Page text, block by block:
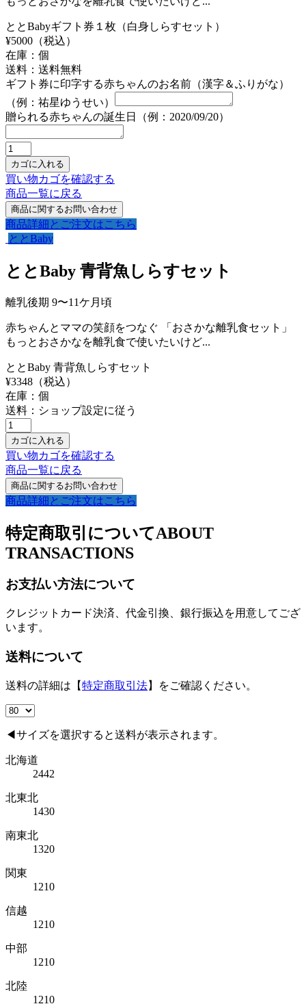
ととBabyギフト券１枚（白身しらすセット）
¥5000 （税込）
在庫： 個
送料：送料無料
ギフト券に印字する赤ちゃんのお名前（漢字＆ふりがな）
（例：祐星ゆうせい）
贈られる赤ちゃんの誕生日（例：2020/09/20）
買い物カゴを確認する
商品一覧に戻る
商品詳細とご注文はこちら
ととBaby
ととBaby 青背魚しらすセット
離乳後期 9〜11ケ月頃
赤ちゃんとママの笑顔をつなぐ 「おさかな離乳食セット」
もっとおさかなを離乳食で使いたいけど...
ととBaby 青背魚しらすセット
¥3348 （税込）
在庫： 個
送料：ショップ設定に従う
買い物カゴを確認する
商品一覧に戻る
商品詳細とご注文はこちら
特定商取引についてABOUT
TRANSACTIONS
お支払い方法について
クレジットカード決済、代金引換、銀行振込を用意してござ
います。
送料について
送料の詳細は【特定商取引法】をご確認ください。
◀サイズを選択すると送料が表示されます。
北海道
2442
北東北
1430
南東北
1320
関東
1210
信越
1210
中部
1210
北陸
1210